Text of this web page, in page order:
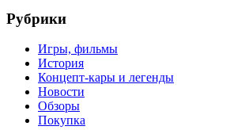
Рубрики
Игры, фильмы
История
Концепт-кары и легенды
Новости
Обзоры
Покупка